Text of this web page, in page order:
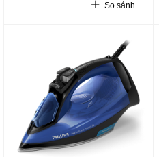
So sánh